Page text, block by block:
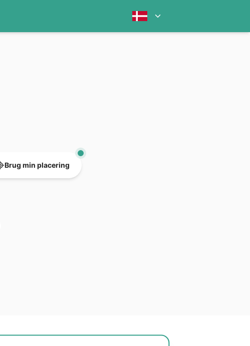
Brug min placering